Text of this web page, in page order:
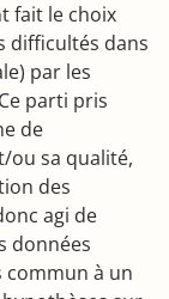
fait le choix
difficultés dans
par les
parti pris
de
ou sa qualité,
des
agi de
données
commun à un